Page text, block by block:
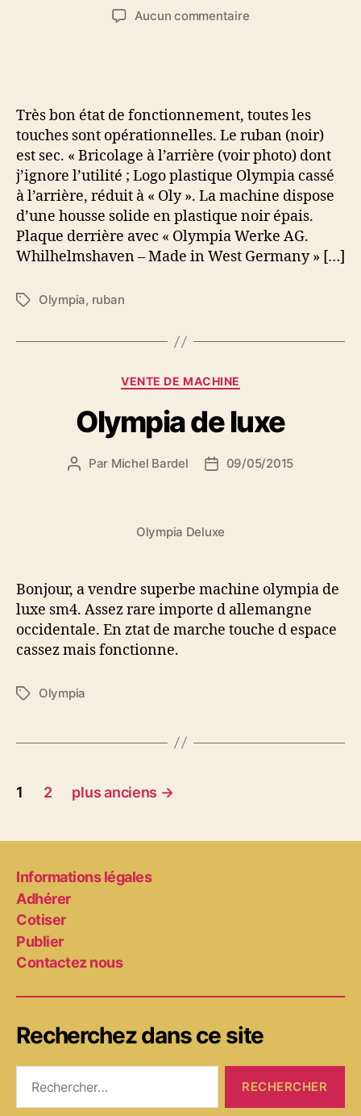
de
Aucun commentairesur
Clavier
QWERTY
Très bon état de fonctionnement, toutes les
touches sont opérationnelles. Le ruban (noir)
est sec. « Bricolage à l’arrière (voir photo) dont
j’ignore l’utilité ; Logo plastique Olympia cassé
à l’arrière, réduit à « Oly ». La machine dispose
d’une housse solide en plastique noir épais.
Plaque derrière avec « Olympia Werke AG.
Whilhelmshaven – Made in West Germany » […]
Étiquettes
Olympia, ruban
Catégories
VENTE DE MACHINE
Olympia de luxe
Auteur
Par Michel Bardel
Date09/05/2015
Olympia Deluxe
Bonjour, a vendre superbe machine olympia de
luxe sm4. Assez rare importe d allemangne
occidentale. En ztat de marche touche d espace
cassez mais fonctionne.
Étiquettes
Olympia
Pagination
publications
1 2 plus anciens →
Informations légales
Adhérer
Cotiser
Publier
Contactez nous
Recherchez dans ce site